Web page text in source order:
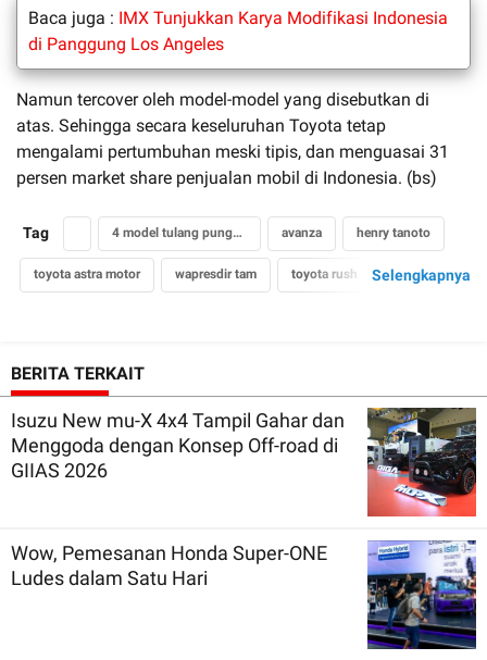
Baca juga : IMX Tunjukkan Karya Modifikasi Indonesia
di Panggung Los Angeles
Namun tercover oleh model-model yang disebutkan di
atas. Sehingga secara keseluruhan Toyota tetap
mengalami pertumbuhan meski tipis, dan menguasai 31
persen market share penjualan mobil di Indonesia. (bs)
Tag 4 model tulang punggung Toyota avanza henry tanoto
toyota astra motor wapresdir tam toyota rush Selengkapnya
BERITA TERKAIT
Isuzu New mu-X 4x4 Tampil Gahar dan
Menggoda dengan Konsep Off-road di
GIIAS 2026
Wow, Pemesanan Honda Super-ONE
Ludes dalam Satu Hari